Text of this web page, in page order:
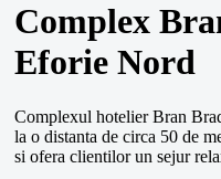
Complex
Eforie Nord
Complexul hotelier Bran
la o distanta de circa 50 de
si ofera clientilor un sejur